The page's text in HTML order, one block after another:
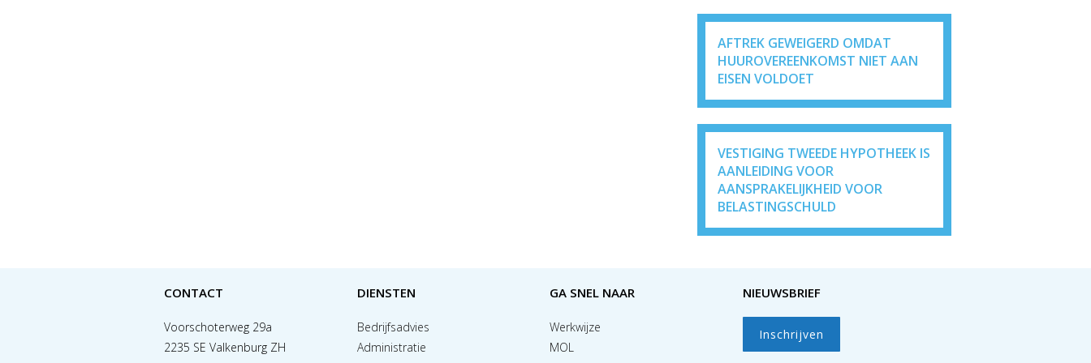
AFTREK GEWEIGERD OMDAT
HUUROVEREENKOMST NIET AAN
EISEN VOLDOET
VESTIGING TWEEDE HYPOTHEEK IS
AANLEIDING VOOR
AANSPRAKELIJKHEID VOOR
BELASTINGSCHULD
CONTACT
Voorschoterweg 29a
2235 SE Valkenburg ZH
DIENSTEN
Bedrijfsadvies
Administratie
GA SNEL NAAR
Werkwijze
MOL
NIEUWSBRIEF
Inschrijven